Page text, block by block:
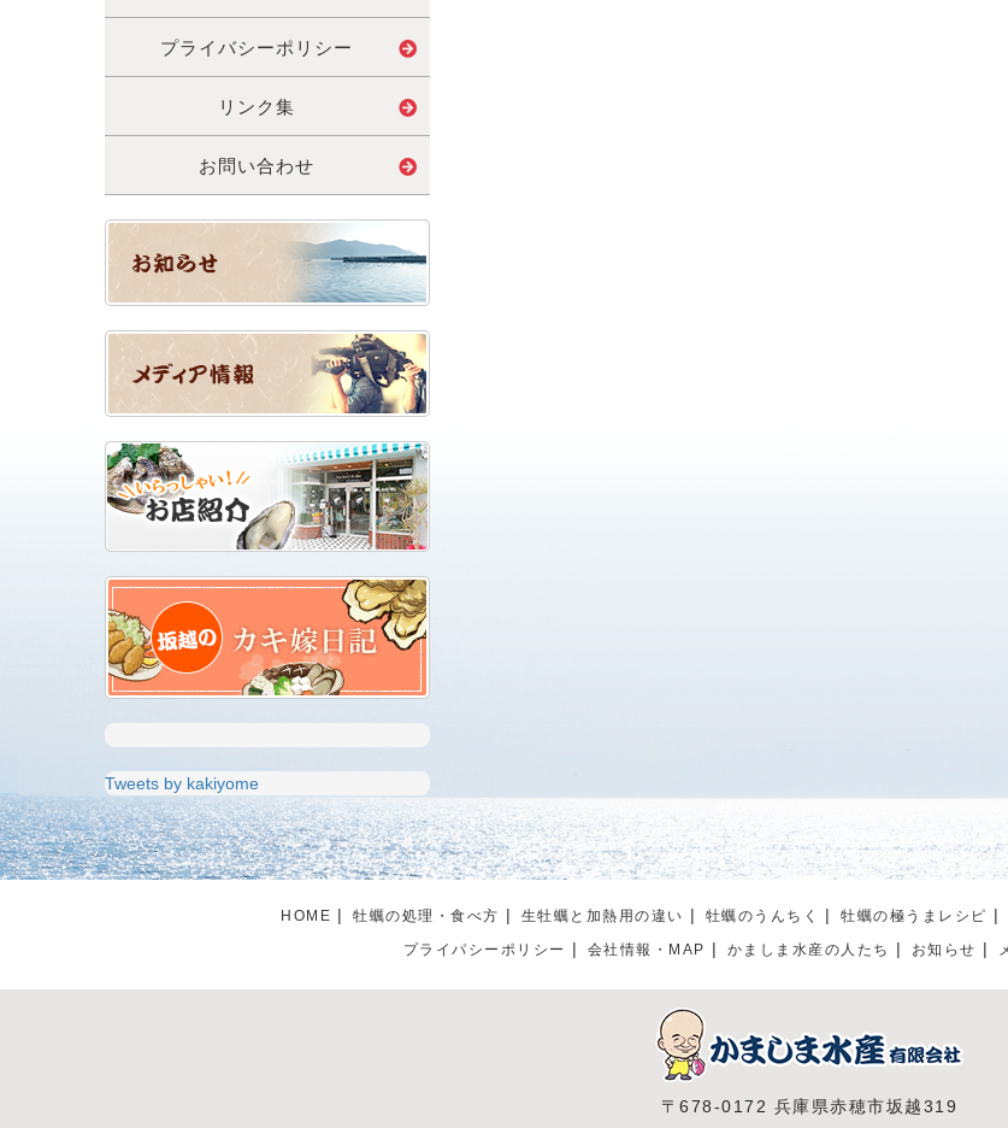
プライバシーポリシー
リンク集
お問い合わせ
Tweets by kakiyome
HOME 牡蠣の処理・食べ方 生牡蠣と加熱用の違い 牡蠣のうんちく 牡蠣の極うまレシピ
プライパシーポリシー
会社情報・MAP かましま水産の人たち お知らせ
〒678-0172 兵庫県赤穂市坂越319